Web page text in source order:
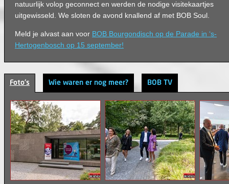
natuurlijk volop geconnect en werden de nodige visitekaartjes
uitgewisseld. We sloten de avond knallend af met BOB Soul.
Meld je alvast aan voor BOB Bourgondisch op de Parade in ‘s-
Hertogenbosch op 15 september!
Foto's Wie waren er nog meer? BOB TV